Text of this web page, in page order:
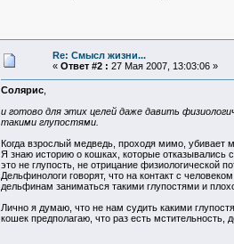
Re: Смысл жизни...
« Ответ #2 : 27 Мая 2007, 13:03:06 »
Солярис,
и готово для этих целей даже давить
такими глупостями.
Когда взрослый медведь, проходя мимо, убивает
Я знаю историю о кошках, которые отказывались
это не глупость, не отрицание физиологической
Дельфинологи говорят, что на контакт с
дельфинам заниматься такими глупостями и
Лично я думаю, что не нам судить какими
кошек предполагаю, что раз есть мстительность,